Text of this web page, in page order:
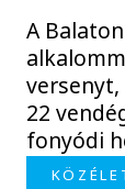
A
22
fonyódi